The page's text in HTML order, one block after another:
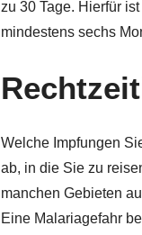
zu 30 Tage. Hierfür
mindestens sechs
Welche Impfungen
ab, in die Sie zu
manchen Gebieten
Eine Malariagefahr